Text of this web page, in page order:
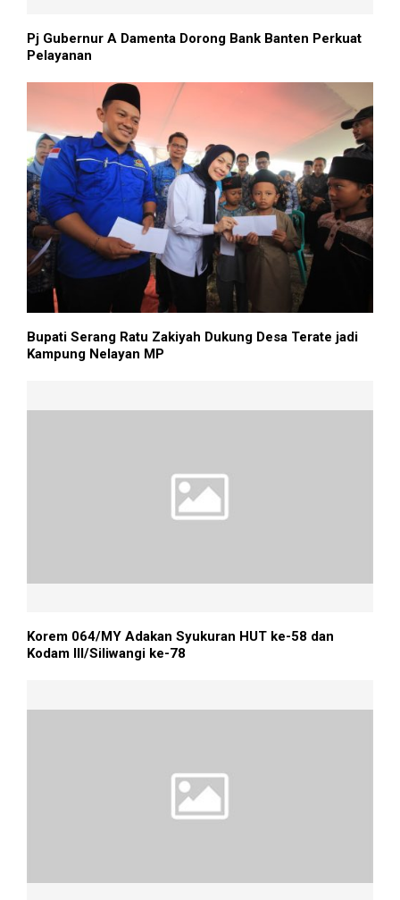
Pj Gubernur A Damenta Dorong Bank Banten Perkuat
Pelayanan
Bupati Serang Ratu Zakiyah Dukung Desa Terate jadi
Kampung Nelayan MP
Korem 064/MY Adakan Syukuran HUT ke-58 dan
Kodam III/Siliwangi ke-78